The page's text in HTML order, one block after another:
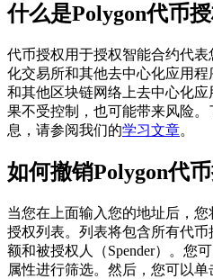
什么是Polygon代币授
代币授权用于授权智能合约代
化交易所和其他去中心化应用程
和其他区块链网络上去中心化
果不受控制，也可能带来风险
息，请参阅我们的学习文章。
如何撤销Polygon代币
当您在上面输入您的地址后，您
授权列表。列表将包含所有代
额和被授权人（Spender）。您
属性进行筛选。然后，您可以